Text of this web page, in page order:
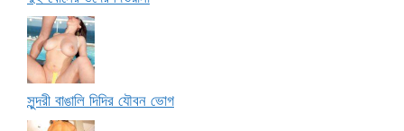
সুন্দরী বাঙালি দিদির যৌবন ভোগ